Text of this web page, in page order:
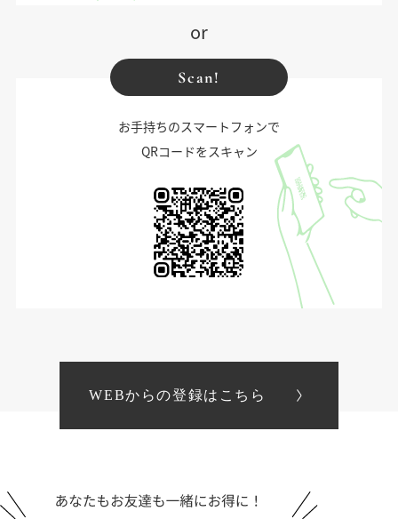
or
Scan!
お手持ちのスマートフォンで
QRコードをスキャン
WEBからの登録はこちら